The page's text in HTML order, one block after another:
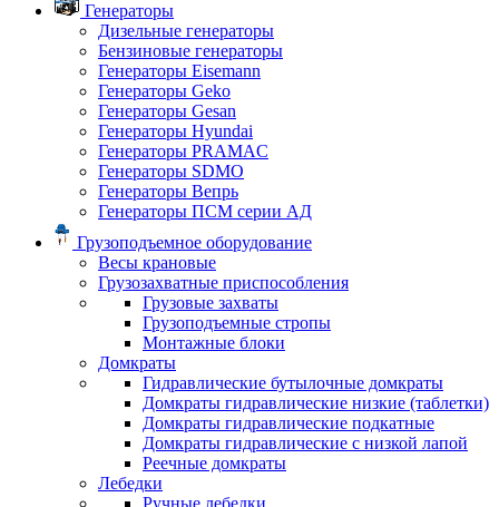
Генераторы
Дизельные генераторы
Бензиновые генераторы
Генераторы Eisemann
Генераторы Geko
Генераторы Gesan
Генераторы Hyundai
Генераторы PRAMAC
Генераторы SDMO
Генераторы Вепрь
Генераторы ПСМ серии АД
Грузоподъемное оборудование
Весы крановые
Грузозахватные приспособления
Грузовые захваты
Грузоподъемные стропы
Монтажные блоки
Домкраты
Гидравлические бутылочные домкраты
Домкраты гидравлические низкие (таблетки)
Домкраты гидравлические подкатные
Домкраты гидравлические с низкой лапой
Реечные домкраты
Лебедки
Ручные лебедки